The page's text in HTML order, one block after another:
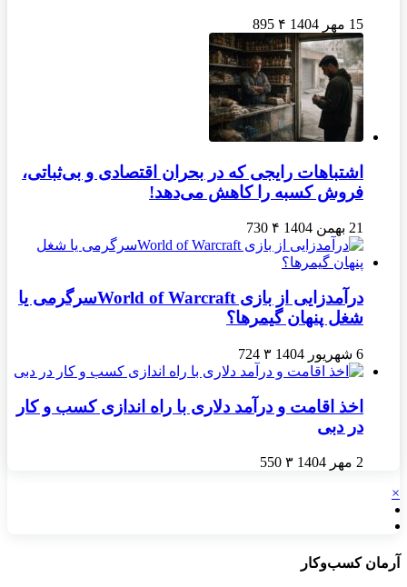
15 مهر 1404 ۴ 895
اشتباهات رایجی که در بحران اقتصادی و بی‌ثباتی،
فروش کسبه را کاهش می‌دهد!
21 بهمن 1404 ۴ 730
درآمدزایی از بازی World of Warcraftسرگرمی یا
شغل پنهان گیمرها؟
6 شهریور 1404 ۳ 724
اخذ اقامت و درآمد دلاری با راه اندازی کسب و کار
در دبی
2 مهر 1404 ۳ 550
×
آرمان کسب‌وکار